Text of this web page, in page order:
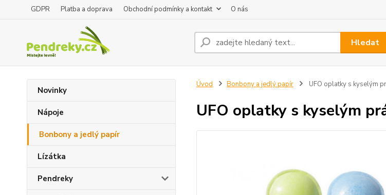
GDPR Platba a doprava Obchodní podmínky a kontakt O nás
Hledat
Novinky
Nápoje
Bonbony a jedlý papír
Lízátka
Pendreky
Úvod Bonbony a jedlý papír UFO oplatky s kyselým
UFO oplatky s kyselým